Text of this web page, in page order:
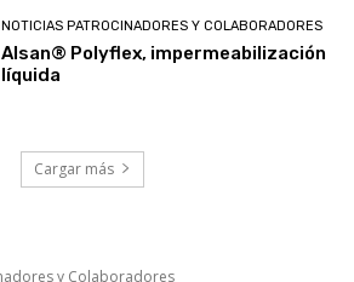
NOTICIAS PATROCINADORES Y COLABORADORES
Alsan® Polyflex, impermeabilización
líquida
Cargar más